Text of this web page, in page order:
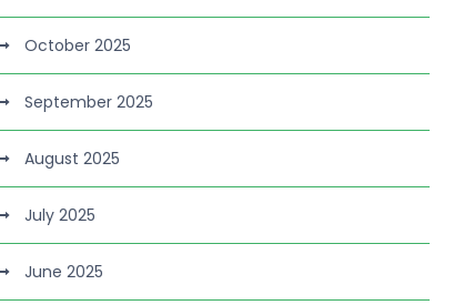
October 2025
September 2025
August 2025
July 2025
June 2025